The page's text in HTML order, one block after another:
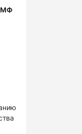
МФ